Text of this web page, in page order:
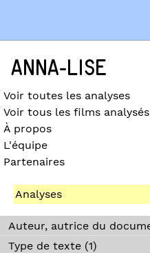
ANNA-LISE
Voir toutes les analyses
Voir tous les films analysés
À propos
L'équipe
Partenaires
Analyses
Type de texte (1)